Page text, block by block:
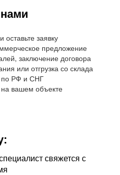
оставьте заявку
предложение
заключение договора
или отгрузка со склада
по РФ и СНГ
вашем объекте
свяжется с